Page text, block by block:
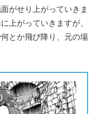
がせり上がっていきま
上がっていきますが、
とか飛び降り、元の場